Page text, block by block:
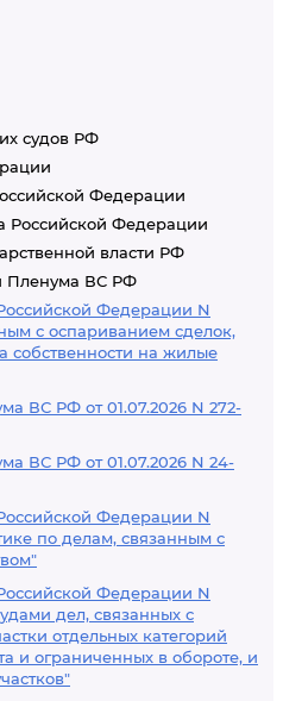
судов РФ
Федерации
Российской Федерации
власти РФ
Пленума ВС РФ
Федерации N
с оспариванием сделок,
собственности на жилые
ВС РФ от 01.07.2026 N 272-
ВС РФ от 01.07.2026 N 24-
Федерации N
по делам, связанным с
Федерации N
дел, связанных с
отдельных категорий
и ограниченных в обороте, и